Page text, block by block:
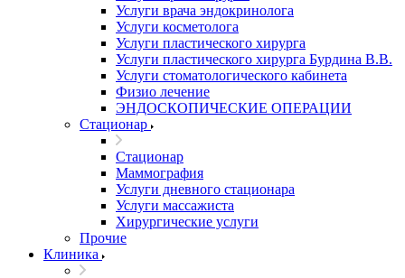
Услуги врача эндокринолога
Услуги косметолога
Услуги пластического хирурга
Услуги пластического хирурга Бурдина В.В.
Услуги стоматологического кабинета
Физио лечение
ЭНДОСКОПИЧЕСКИЕ ОПЕРАЦИИ
Стационар
Стационар
Маммография
Услуги дневного стационара
Услуги массажиста
Хирургические услуги
Прочие
Клиника